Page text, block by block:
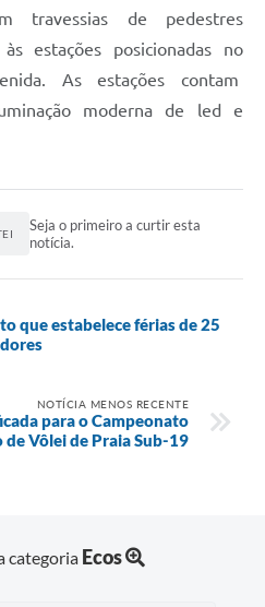
travessias de pedestres
estações posicionadas no
As estações contam
moderna de led e
Seja o primeiro a curtir esta
notícia.
que estabelece férias de 25
NOTÍCIA MENOS RECENTE
para o Campeonato
de Vôlei de Praia Sub-19
categoria Ecos